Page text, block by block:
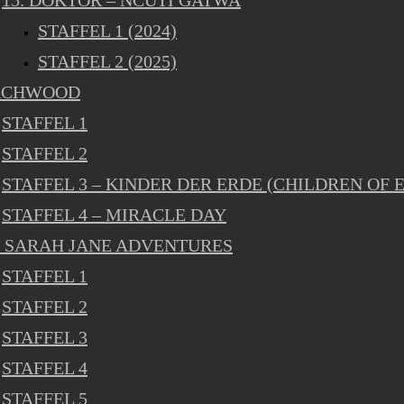
STAFFEL 1 (2024)
STAFFEL 2 (2025)
STAFFEL 1
STAFFEL 2
STAFFEL 3 – KINDER DER ERDE (CHILDREN OF
STAFFEL 4 – MIRACLE DAY
SARAH JANE ADVENTURES
STAFFEL 1
STAFFEL 2
STAFFEL 3
STAFFEL 4
STAFFEL 5